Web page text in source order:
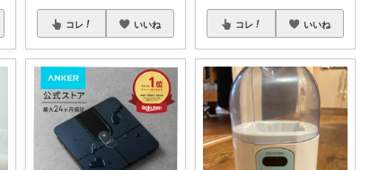
コレ いいね コレ いいね